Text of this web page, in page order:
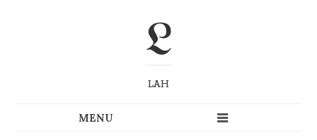
L
LAH